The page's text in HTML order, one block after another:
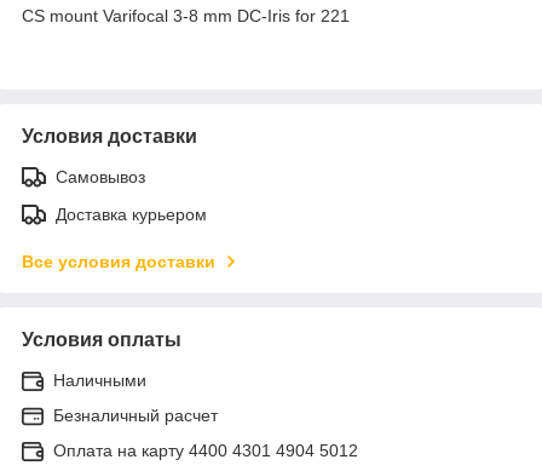
CS mount Varifocal 3-8 mm DC-Iris for 221
Условия доставки
Самовывоз
Доставка курьером
Все условия доставки
Условия оплаты
Наличными
Безналичный расчет
Оплата на карту 4400 4301 4904 5012